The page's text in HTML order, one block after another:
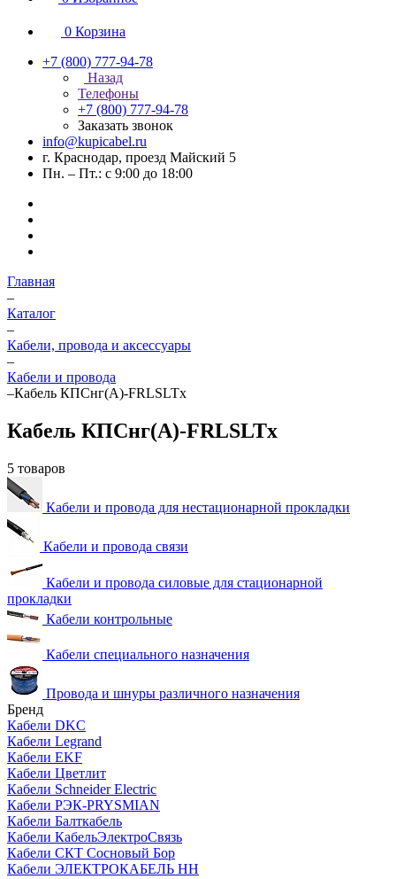
0 Корзина
+7 (800) 777-94-78
Назад
Телефоны
+7 (800) 777-94-78
Заказать звонок
info@kupicabel.ru
г. Краснодар, проезд Майский 5
Пн. – Пт.: с 9:00 до 18:00
Главная
–
Каталог
–
Кабели, провода и аксессуары
–
Кабели и провода
–Кабель КПСнг(А)-FRLSLTx
Кабель КПСнг(А)-FRLSLTx
5 товаров
Кабели и провода для нестационарной прокладки
Кабели и провода связи
Кабели и провода силовые для стационарной
прокладки
Кабели контрольные
Кабели специального назначения
Провода и шнуры различного назначения
Бренд
Кабели DKC
Кабели Legrand
Кабели EKF
Кабели Цветлит
Кабели Schneider Electric
Кабели РЭК-PRYSMIAN
Кабели Балткабель
Кабели КабельЭлектроСвязь
Кабели СКТ Сосновый Бор
Кабели ЭЛЕКТРОКАБЕЛЬ НН